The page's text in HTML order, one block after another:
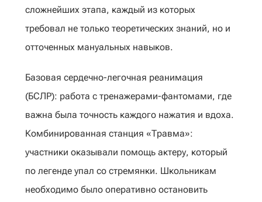
сложнейших этапа, каждый из которых
требовал не только теоретических знаний, но и
отточенных мануальных навыков.
Базовая сердечно-легочная реанимация
(БСЛР): работа с тренажерами-фантомами, где
важна была точность каждого нажатия и вдоха.
Комбинированная станция «Травма»:
участники оказывали помощь актеру, который
по легенде упал со стремянки. Школьникам
необходимо было оперативно остановить